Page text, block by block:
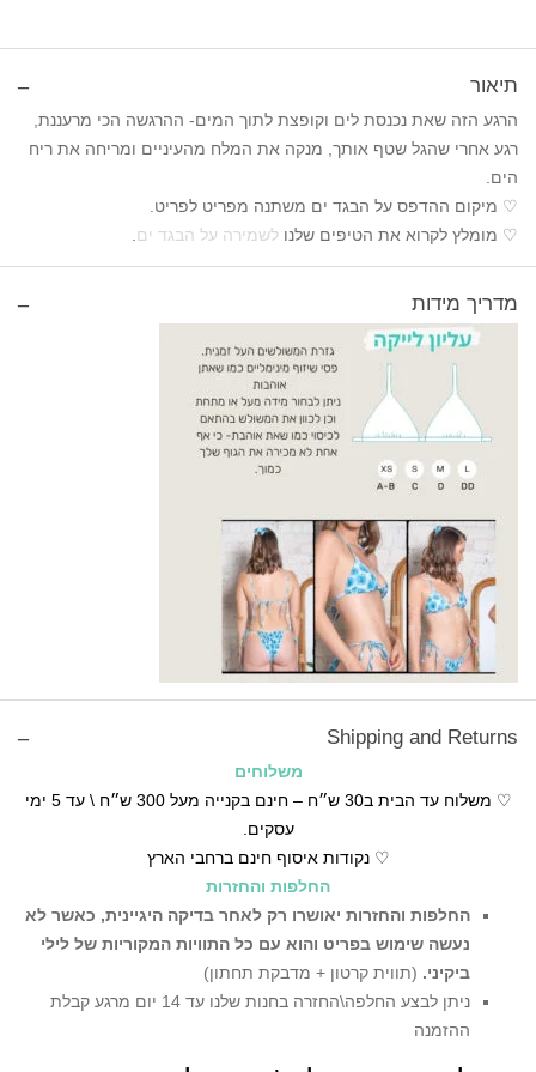
תיאור
הרגע הזה שאת נכנסת לים וקופצת לתוך המים- ההרגשה הכי מרעננת,
רגע אחרי שהגל שטף אותך, מנקה את המלח מהעיניים ומריחה את ריח
הים.
♡ מיקום ההדפס על הבגד ים משתנה מפריט לפריט.
♡ מומלץ לקרוא את הטיפים שלנו לשמירה על הבגד ים
מדריך מידות
Shipping and Returns
משלוחים
♡ משלוח עד הבית ב30 ש״ח – חינם בקנייה מעל 300 ש״ח \ עד 5 ימי
עסקים.
♡ נקודות איסוף חינם ברחבי הארץ
החלפות והחזרות
החלפות והחזרות יאושרו רק לאחר בדיקה היגיינית, כאשר לא
נעשה שימוש בפריט והוא עם כל התוויות המקוריות של לילי
ביקיני. (תווית קרטון + מדבקת תחתון)
ניתן לבצע החלפה\החזרה בחנות שלנו עד 14 יום מרגע קבלת
ההזמנה